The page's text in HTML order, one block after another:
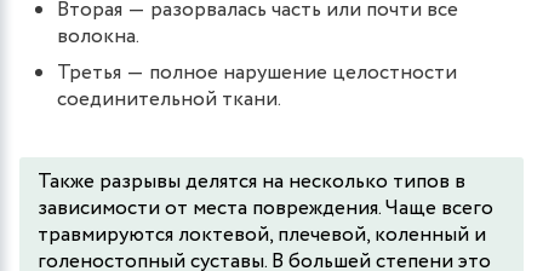
Вторая ― разорвалась часть или почти все
волокна.
Третья ― полное нарушение целостности
соединительной ткани.
Также разрывы делятся на несколько типов в
зависимости от места повреждения. Чаще всего
травмируются локтевой, плечевой, коленный и
голеностопный суставы. В большей степени это